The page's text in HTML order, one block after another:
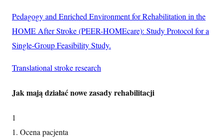
Pedagogy and Enriched Environment for Rehabilitation in the
HOME After Stroke (PEER-HOMEcare): Study Protocol for a
Single-Group Feasibility Study.
Translational stroke research
Jak mają działać nowe zasady rehabilitacji
1
1. Ocena pacjenta